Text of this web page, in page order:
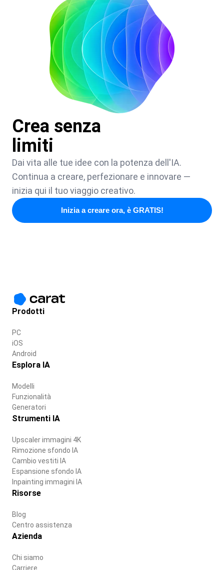
Crea senza
limiti
Dai vita alle tue idee con la potenza dell'IA.
Continua a creare, perfezionare e innovare —
inizia qui il tuo viaggio creativo.
Inizia a creare ora, è GRATIS!
Prodotti
PC
iOS
Android
Esplora IA
Modelli
Funzionalità
Generatori
Strumenti IA
Upscaler immagini 4K
Rimozione sfondo IA
Cambio vestiti IA
Espansione sfondo IA
Inpainting immagini IA
Risorse
Blog
Centro assistenza
Azienda
Chi siamo
Carriere